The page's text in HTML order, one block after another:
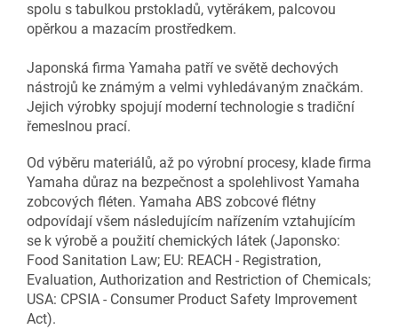
spolu s tabulkou prstokladů, vytěrákem, palcovou
opěrkou a mazacím prostředkem.
Japonská firma Yamaha patří ve světě dechových
nástrojů ke známým a velmi vyhledávaným značkám.
Jejich výrobky spojují moderní technologie s tradiční
řemeslnou prací.
Od výběru materiálů, až po výrobní procesy, klade firma
Yamaha důraz na bezpečnost a spolehlivost Yamaha
zobcových fléten. Yamaha ABS zobcové flétny
odpovídají všem následujícím nařízením vztahujícím
se k výrobě a použití chemických látek (Japonsko:
Food Sanitation Law; EU: REACH - Registration,
Evaluation, Authorization and Restriction of Chemicals;
USA: CPSIA - Consumer Product Safety Improvement
Act).